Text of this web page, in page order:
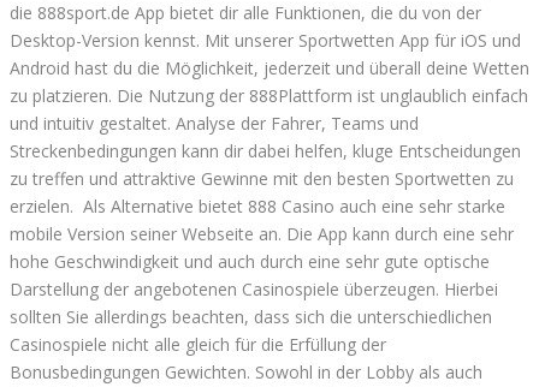
die 888sport.de App bietet dir alle Funktionen, die du von der
Desktop-Version kennst. Mit unserer Sportwetten App für iOS und
Android hast du die Möglichkeit, jederzeit und überall deine Wetten
zu platzieren. Die Nutzung der 888Plattform ist unglaublich einfach
und intuitiv gestaltet. Analyse der Fahrer, Teams und
Streckenbedingungen kann dir dabei helfen, kluge Entscheidungen
zu treffen und attraktive Gewinne mit den besten Sportwetten zu
erzielen. Als Alternative bietet 888 Casino auch eine sehr starke
mobile Version seiner Webseite an. Die App kann durch eine sehr
hohe Geschwindigkeit und auch durch eine sehr gute optische
Darstellung der angebotenen Casinospiele überzeugen. Hierbei
sollten Sie allerdings beachten, dass sich die unterschiedlichen
Casinospiele nicht alle gleich für die Erfüllung der
Bonusbedingungen Gewichten. Sowohl in der Lobby als auch